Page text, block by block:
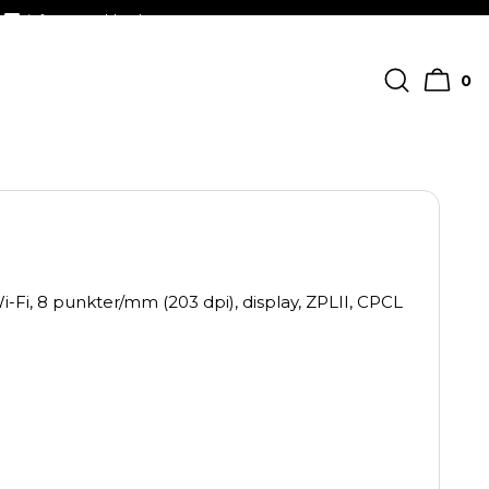
info@streckkodscenter.se
0
Fi, 8 punkter/mm (203 dpi), display, ZPLII, CPCL